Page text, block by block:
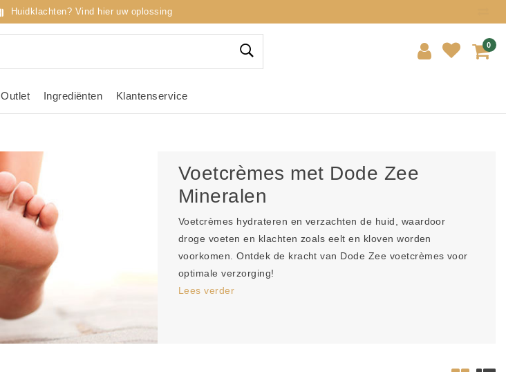
Huidklachten? Vind hier uw oplossing
0
Outlet Ingrediënten Klantenservice
Voetcrèmes met Dode Zee
Mineralen
Voetcrèmes hydrateren en verzachten de huid, waardoor
droge voeten en klachten zoals eelt en kloven worden
voorkomen. Ontdek de kracht van Dode Zee voetcrèmes voor
optimale verzorging!
Lees verder